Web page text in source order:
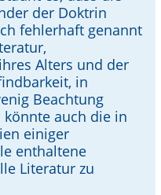
der Doktrin
fehlerhaft genannt
Alters und der
in
Beachtung
auch die in
einiger
enthaltene
Literatur zu